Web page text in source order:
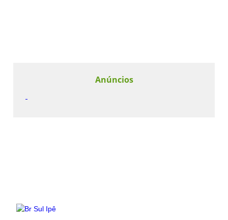
Anúncios